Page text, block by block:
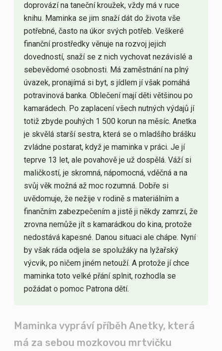
doprovází na taneční kroužek, vždy má v ruce
knihu. Maminka se jim snaží dát do života vše
potřebné, často na úkor svých potřeb. Veškeré
finanční prostředky věnuje na rozvoj jejich
dovedností, snaží se z nich vychovat nezávislé a
sebevědomé osobnosti. Má zaměstnání na plný
úvazek, pronajímá si byt, s jídlem jí však pomáhá
potravinová banka. Oblečení mají děti většinou po
kamarádech. Po zaplacení všech nutných výdajů jí
totiž zbyde pouhých 1 500 korun na měsíc. Anetka
je skvělá starší sestra, která se o mladšího brášku
zvládne postarat, když je maminka v práci. Je jí
teprve 13 let, ale povahově je už dospělá. Váží si
maličkostí, je skromná, nápomocná, vděčná a na
svůj věk možná až moc rozumná. Dobře si
uvědomuje, že nežije v rodině s materiálním a
finančním zabezpečením a jistě ji někdy zamrzí, že
zrovna nemůže jít s kamarádkou do kina, protože
nedostává kapesné. Danou situaci ale chápe. Nyní
by však ráda odjela se spolužáky na lyžařský
výcvik, po ničem jiném netouží. A protože jí chce
maminka toto velké přání splnit, rozhodla se
požádat o pomoc Patrona dětí.
Maminka vypráví příběh Anetky, která
má za sebou mozkovou mrtvičku